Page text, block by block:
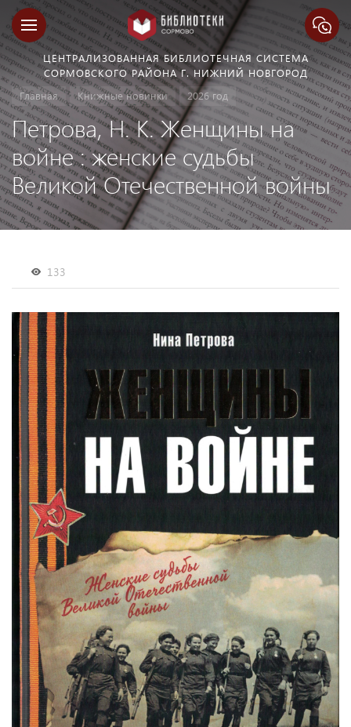
ЦЕНТРАЛИЗОВАННАЯ БИБЛИОТЕЧНАЯ СИСТЕМА
СОРМОВСКОГО РАЙОНА Г. НИЖНИЙ НОВГОРОД
Главная
Книжные новинки 2026 год
Петрова, Н. К. Женщины на
войне : женские судьбы
Великой Отечественной войны
133